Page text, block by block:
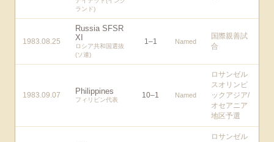
ランド)
1983.08.25
Russia SFSR
XI
ロシア共和国選抜
(ソ連)
1–1 Named
国際親善試
合
1983.09.07 Philippines
フィリピン代表
10–1 Named
ロサンゼル
スオリンピ
ックアジア/
オセアニア
地区予選
ロサンゼル